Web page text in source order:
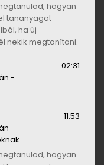
hogyan
tananyagot
ha új
nekik megtanítani.
-
02:31
-
11:53
hogyan